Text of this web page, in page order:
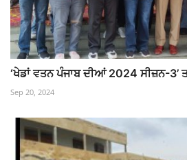
‘ਖੇਡਾਂ ਵਤਨ ਪੰਜਾਬ ਦੀਆਂ 2024 ਸੀਜ਼ਨ-3’
Sep 20, 2024